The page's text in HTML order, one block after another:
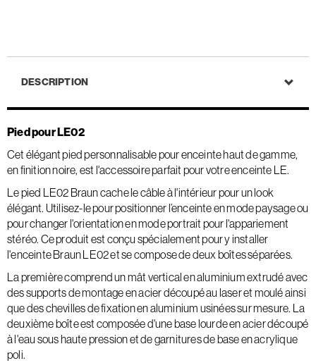
DESCRIPTION
Pied pour LE02
Cet élégant pied personnalisable pour enceinte haut de gamme,
en finition noire, est l'accessoire parfait pour votre enceinte LE.
Le pied LE02 Braun cache le câble à l'intérieur pour un look
élégant. Utilisez-le pour positionner l’enceinte en mode paysage ou
pour changer l'orientation en mode portrait pour l'appariement
stéréo. Ce produit est conçu spécialement pour y installer
l'enceinte Braun LE02 et se compose de deux boîtes séparées.
La première comprend un mât vertical en aluminium extrudé avec
des supports de montage en acier découpé au laser et moulé ainsi
que des chevilles de fixation en aluminium usinées sur mesure. La
deuxième boîte est composée d'une base lourde en acier découpé
à l'eau sous haute pression et de garnitures de base en acrylique
poli.